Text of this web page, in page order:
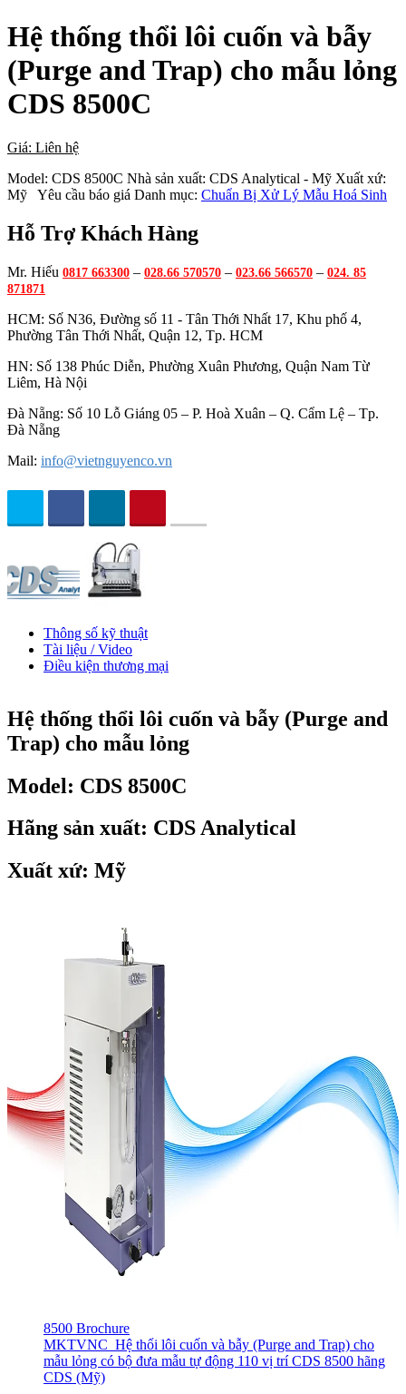
Hệ thống thổi lôi cuốn và bẫy
(Purge and Trap) cho mẫu lỏng
CDS 8500C
Giá: Liên hệ
Model: CDS 8500C Nhà sản xuất: CDS Analytical - Mỹ Xuất xứ:
Mỹ
Yêu cầu báo giá Danh mục: Chuẩn Bị Xử Lý Mẫu Hoá Sinh
Hỗ Trợ Khách Hàng
Mr. Hiếu 0817 663300 – 028.66 570570 – 023.66 566570 – 024. 85
871871
HCM: Số N36, Đường số 11 - Tân Thới Nhất 17, Khu phố 4,
Phường Tân Thới Nhất, Quận 12, Tp. HCM
HN: Số 138 Phúc Diễn, Phường Xuân Phương, Quận Nam Từ
Liêm, Hà Nội
Đà Nẵng: Số 10 Lỗ Giáng 05 – P. Hoà Xuân – Q. Cẩm Lệ – Tp.
Đà Nẵng
Mail: info@vietnguyenco.vn
Thông số kỹ thuật
Tài liệu / Video
Điều kiện thương mại
Hệ thống thổi lôi cuốn và bẫy (Purge and
Trap) cho mẫu lỏng
Model: CDS 8500C
Hãng sản xuất: CDS Analytical
Xuất xứ: Mỹ
8500 Brochure
MKTVNC_Hệ thổi lôi cuốn và bẫy (Purge and Trap) cho
mẫu lỏng có bộ đưa mẫu tự động 110 vị trí CDS 8500 hãng
CDS (Mỹ)